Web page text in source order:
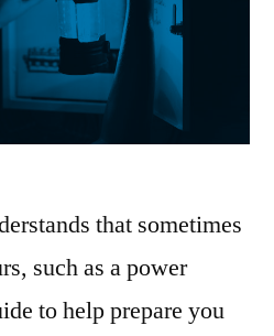
that sometimes
such as a power
to help prepare you